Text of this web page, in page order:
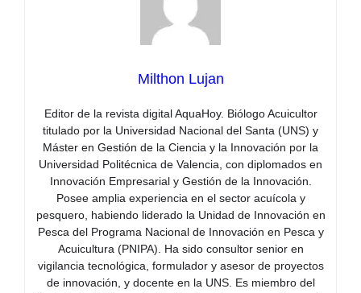
Milthon Lujan
Editor de la revista digital AquaHoy. Biólogo Acuicultor
titulado por la Universidad Nacional del Santa (UNS) y
Máster en Gestión de la Ciencia y la Innovación por la
Universidad Politécnica de Valencia, con diplomados en
Innovación Empresarial y Gestión de la Innovación.
Posee amplia experiencia en el sector acuícola y
pesquero, habiendo liderado la Unidad de Innovación en
Pesca del Programa Nacional de Innovación en Pesca y
Acuicultura (PNIPA). Ha sido consultor senior en
vigilancia tecnológica, formulador y asesor de proyectos
de innovación, y docente en la UNS. Es miembro del